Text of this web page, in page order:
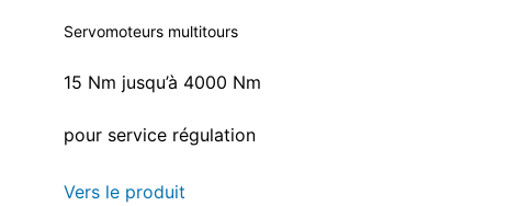
Servomoteurs multitours
15 Nm jusqu’à 4000 Nm
pour service régulation
Vers le produit